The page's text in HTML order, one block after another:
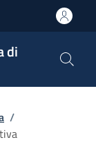
di
/